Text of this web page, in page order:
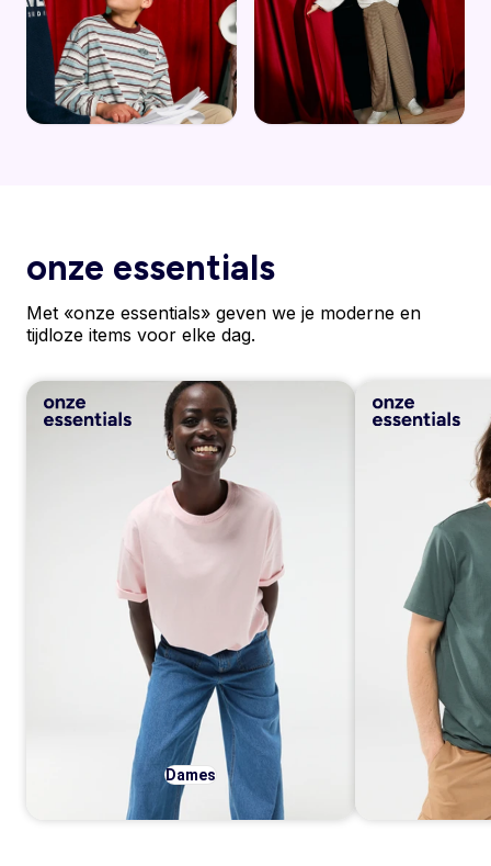
onze essentials
Met «onze essentials» geven we je moderne en
tijdloze items voor elke dag.
Dames